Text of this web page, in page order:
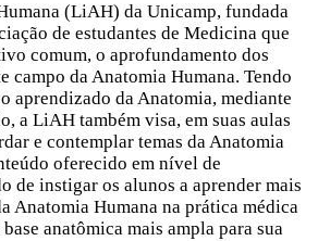
(LiAH) da Unicamp, fundada
de estudantes de Medicina que
comum, o aprofundamento dos
campo da Anatomia Humana. Tendo
aprendizado da Anatomia, mediante
a LiAH também visa, em suas aulas
e contemplar temas da Anatomia
oferecido em nível de
de instigar os alunos a aprender mais
Anatomia Humana na prática médica
anatômica mais ampla para sua